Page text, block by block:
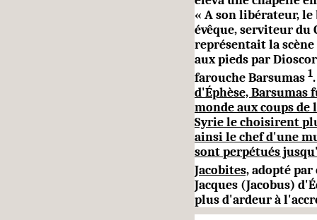
« A son libérateur,
évêque, serviteur du
représen­tait la
aux pieds par
farouche Barsumas 1
d'Éphèse, Barsumas
monde aux coups de
Syrie le choisirent
ainsi le chef d'une
sont perpétués
Jacobites,adopté par
Jacques (Jacobus)
plus d'ardeur à